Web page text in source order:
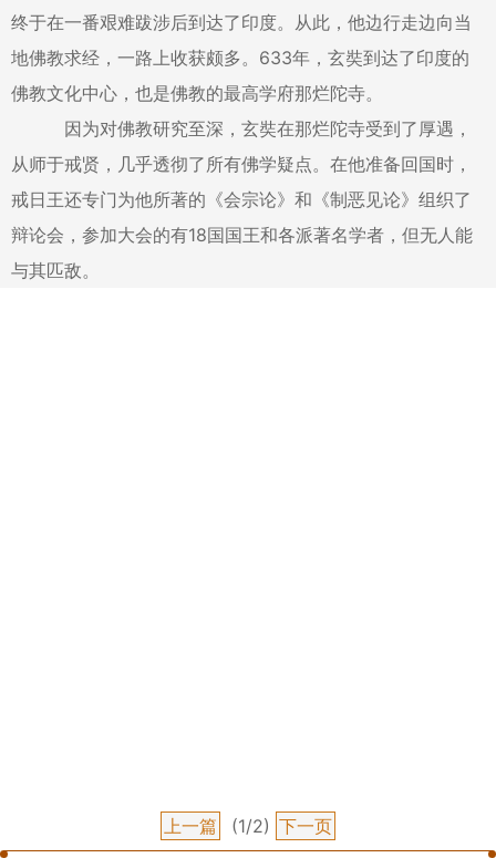
终于在一番艰难跋涉后到达了印度。从此，他边行走边向当
地佛教求经，一路上收获颇多。633年，玄奘到达了印度的
佛教文化中心，也是佛教的最高学府那烂陀寺。
因为对佛教研究至深，玄奘在那烂陀寺受到了厚遇，
从师于戒贤，几乎透彻了所有佛学疑点。在他准备回国时，
戒日王还专门为他所著的《会宗论》和《制恶见论》组织了
辩论会，参加大会的有18国国王和各派著名学者，但无人能
与其匹敌。
上一篇 (1/2) 下一页